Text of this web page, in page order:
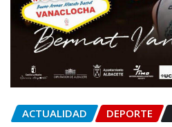
ACTUALIDAD DEPORTE